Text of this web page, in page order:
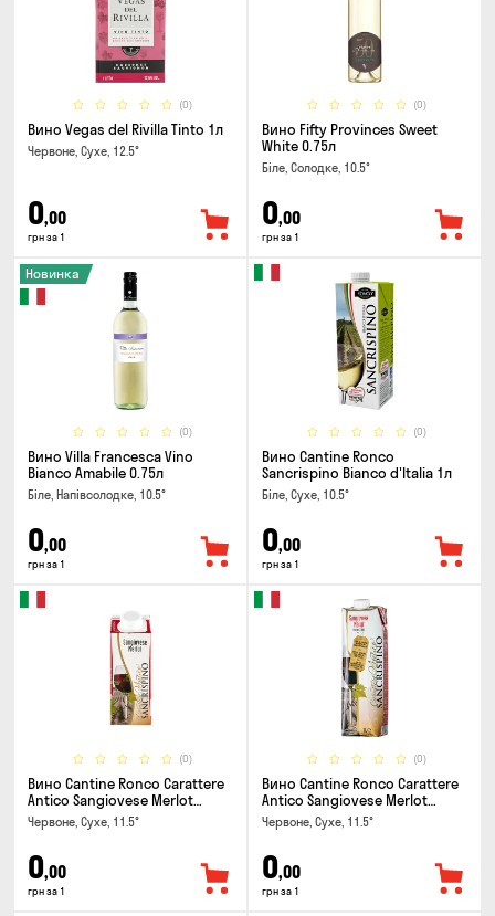
(0)
Вино Vegas del Rivilla Tinto 1л
Червоне, Сухе, 12.5°
0,00
грн за 1
(0)
Вино Fifty Provinces Sweet
White 0.75л
Біле, Солодке, 10.5°
0,00
грн за 1
(0)
Новинка
Вино Villa Francesca Vino
Bianco Amabile 0.75л
Біле, Напівсолодке, 10.5°
0,00
грн за 1
(0)
Вино Cantine Ronco
Sancrispino Bianco d'Italia 1л
Біле, Сухе, 10.5°
0,00
грн за 1
(0)
Вино Cantine Ronco Carattere
Antico Sangiovese Merlot
Rubicone IGT 0.25л
Червоне, Сухе, 11.5°
0,00
грн за 1
(0)
Вино Cantine Ronco Carattere
Antico Sangiovese Merlot
Rubicone IGT 1л
Червоне, Сухе, 11.5°
0,00
грн за 1